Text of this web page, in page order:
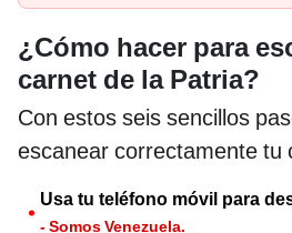
¿Cómo hacer para
carnet de la Patria?
Con estos seis sencillos
escanear correctamente tu
Usa tu teléfono móvil para
- Somos Venezuela.